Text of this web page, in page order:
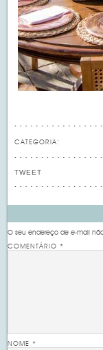
CATEGORIA:
TWEET
O seu endereço de e-mail
COMENTÁRIO*
NOME*